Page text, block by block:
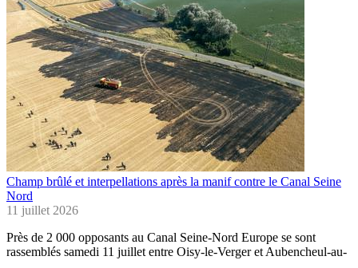
Champ brûlé et interpellations après la manif contre le Canal Seine
Nord
11 juillet 2026
Près de 2 000 opposants au Canal Seine-Nord Europe se sont
rassemblés samedi 11 juillet entre Oisy-le-Verger et Aubencheul-au-